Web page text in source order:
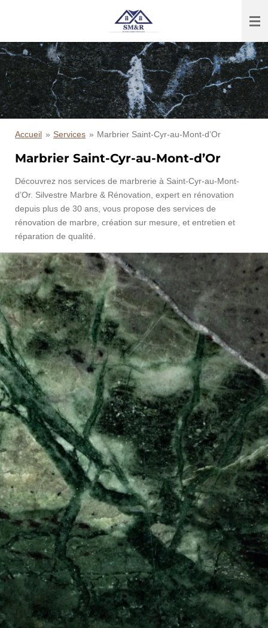
principal
Accueil » Services » Marbrier Saint-Cyr-au-Mont-d’Or
Marbrier Saint-Cyr-au-Mont-d’Or
Découvrez nos services de marbrerie à Saint-Cyr-au-Mont-
d’Or. Silvestre Marbre & Rénovation, expert en rénovation
depuis plus de 30 ans, vous propose des services de
rénovation de marbre, création sur mesure, et entretien et
réparation de qualité.